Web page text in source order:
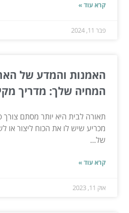
קרא עוד »
פבר 11, 2024
האמנות והמדע של
המחיה שלך: מדריך
תאורה לבית היא יותר מסתם צורך
מכריע שיש לו את הכוח ליצור או
של...
קרא עוד »
אוק 11, 2023